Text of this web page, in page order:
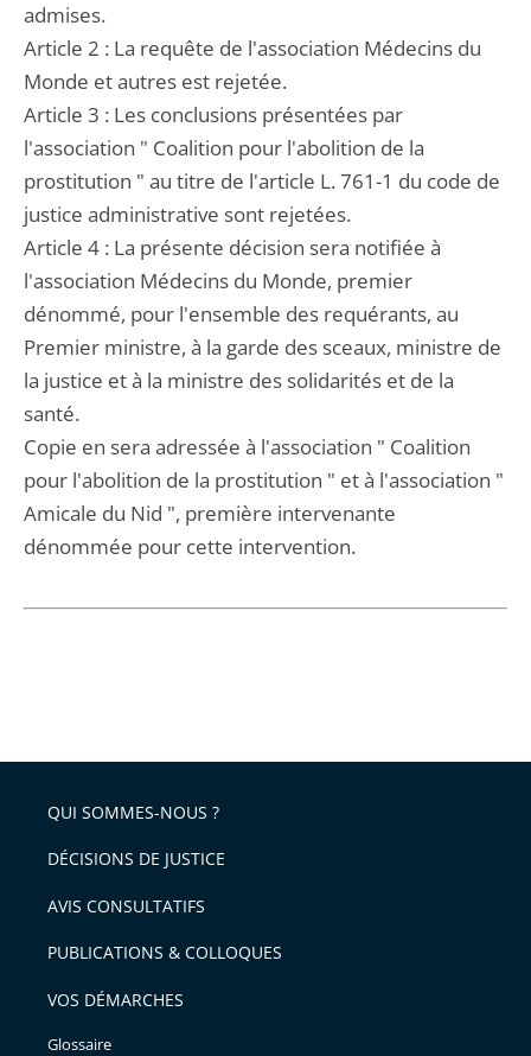
admises.
Article 2 : La requête de l'association Médecins du
Monde et autres est rejetée.
Article 3 : Les conclusions présentées par
l'association " Coalition pour l'abolition de la
prostitution " au titre de l'article L. 761-1 du code de
justice administrative sont rejetées.
Article 4 : La présente décision sera notifiée à
l'association Médecins du Monde, premier
dénommé, pour l'ensemble des requérants, au
Premier ministre, à la garde des sceaux, ministre de
la justice et à la ministre des solidarités et de la
santé.
Copie en sera adressée à l'association " Coalition
pour l'abolition de la prostitution " et à l'association "
Amicale du Nid ", première intervenante
dénommée pour cette intervention.
QUI SOMMES-NOUS ?
DÉCISIONS DE JUSTICE
AVIS CONSULTATIFS
PUBLICATIONS & COLLOQUES
VOS DÉMARCHES
Glossaire